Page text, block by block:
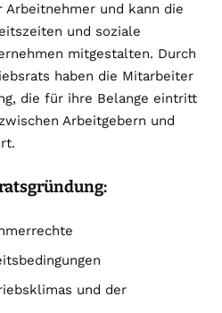
und kann die
und soziale
mitgestalten. Durch
haben die Mitarbeiter
die für ihre Belange eintritt
Arbeitgebern und
und der